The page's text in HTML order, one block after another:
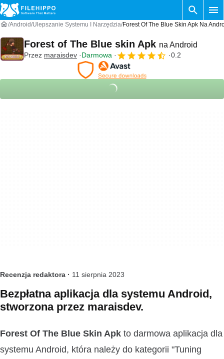
Android Ulepszanie Systemu I Narzędzia Forest Of The Blue Skin Apk Na
Forest of The Blue skin Apk na Android
Przez maraisdev Darmowa 0.2
Recenzja redaktora · 11 sierpnia 2023
Bezpłatna aplikacja dla systemu Android,
stworzona przez maraisdev.
Forest Of The Blue Skin Apk to darmowa aplikacja dla
systemu Android, która należy do kategorii "Tuning